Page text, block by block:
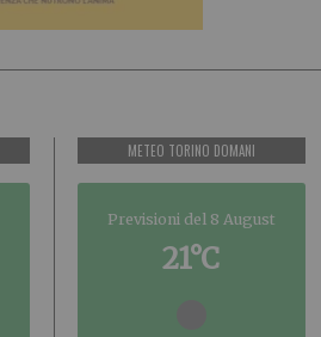
METEO TORINO DOMANI
Previsioni del 8 August
21°C